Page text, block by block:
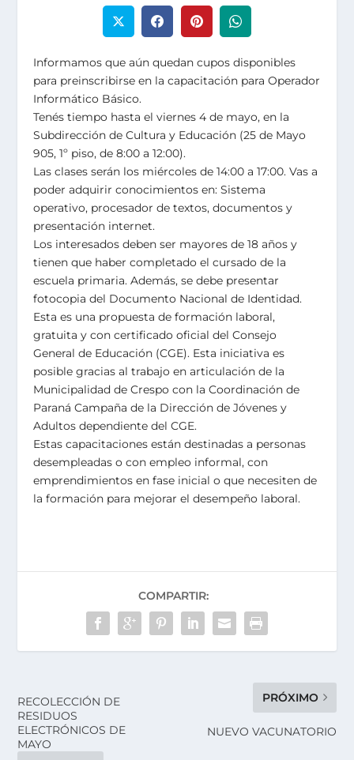
Informamos que aún quedan cupos disponibles
para preinscribirse en la capacitación para Operador
Informático Básico.
Tenés tiempo hasta el viernes 4 de mayo, en la
Subdirección de Cultura y Educación (25 de Mayo
905, 1º piso, de 8:00 a 12:00).
Las clases serán los miércoles de 14:00 a 17:00. Vas a
poder adquirir conocimientos en: Sistema
operativo, procesador de textos, documentos y
presentación internet.
Los interesados deben ser mayores de 18 años y
tienen que haber completado el cursado de la
escuela primaria. Además, se debe presentar
fotocopia del Documento Nacional de Identidad.
Esta es una propuesta de formación laboral,
gratuita y con certificado oficial del Consejo
General de Educación (CGE). Esta iniciativa es
posible gracias al trabajo en articulación de la
Municipalidad de Crespo con la Coordinación de
Paraná Campaña de la Dirección de Jóvenes y
Adultos dependiente del CGE.
Estas capacitaciones están destinadas a personas
desempleadas o con empleo informal, con
emprendimientos en fase inicial o que necesiten de
la formación para mejorar el desempeño laboral.
COMPARTIR:
RECOLECCIÓN DE
RESIDUOS
ELECTRÓNICOS DE
MAYO
PRÓXIMO
NUEVO VACUNATORIO